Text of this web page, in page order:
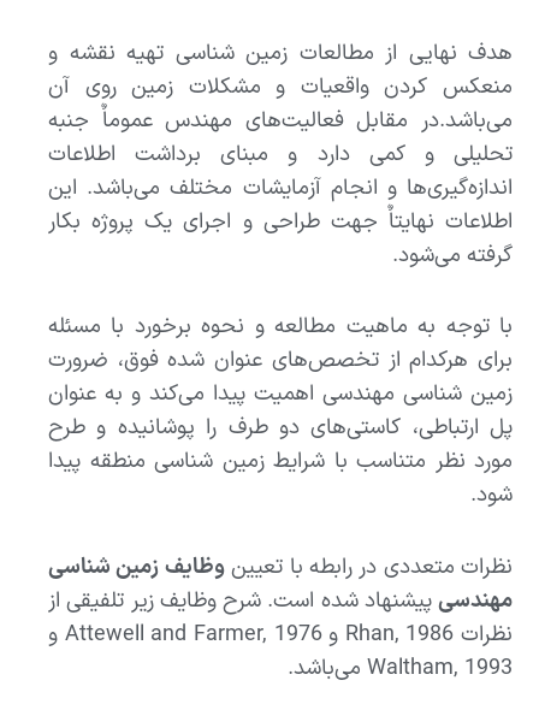
هدف نهایی از مطالعات زمین شناسی تهیه نقشه و
منعکس کردن واقعیات و مشکلات زمین روی آن
می‌باشد.در مقابل فعالیت‌های مهندس عموماٌ جنبه
تحلیلی و کمی دارد و مبنای برداشت اطلاعات
اندازه‌گیری‌ها و انجام آزمایشات مختلف می‌باشد. این
اطلاعات نهایتاٌ جهت طراحی و اجرای یک پروژه بکار
گرفته می‌شود.
با توجه به ماهیت مطالعه و نحوه برخورد با مسئله
برای هرکدام از تخصص‌های عنوان شده فوق، ضرورت
زمین شناسی مهندسی اهمیت پیدا می‌کند و به عنوان
پل ارتباطی، کاستی‌های دو طرف را پوشانیده و طرح
مورد نظر متناسب با شرایط زمین شناسی منطقه پیدا
شود.
نظرات متعددی در رابطه با تعیینوظایف زمین شناسی
مهندسیپیشنهاد شده است. شرح وظایف زیر تلفیقی از
نظرات Rhan, 1986 و Attewell and Farmer, 1976 و
Waltham, 1993 می‌باشد.